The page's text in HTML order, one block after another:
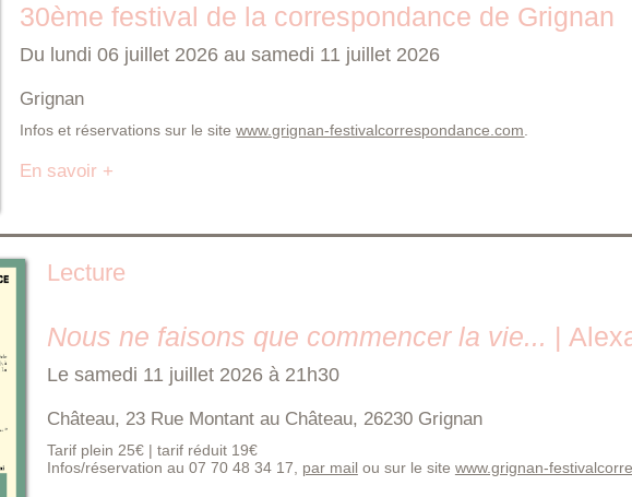
30ème festival de la correspondance de Grignan
Du lundi 06 juillet 2026 au samedi 11 juillet 2026
Grignan
Infos et réservations sur le sitewww.grignan-festivalcorrespondance.com
En savoir +
Lecture
Nous ne faisons que commencer la vie... |
Le samedi 11 juillet 2026 à 21h30
Château, 23 Rue Montant au Château, 26230 Grignan
Tarif plein 25€ | tarif réduit 19€
Infos/réservation au 07 70 48 34 17, par mailou sur le site www.grignan-